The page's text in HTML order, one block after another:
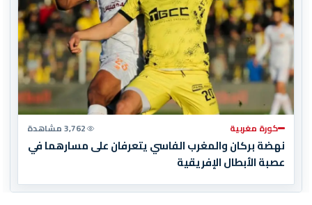
كورة مغربية 3,762 مشاهدة
نهضة بركان والمغرب الفاسي يتعرفان على مسارهما في
عصبة الأبطال الإفريقية